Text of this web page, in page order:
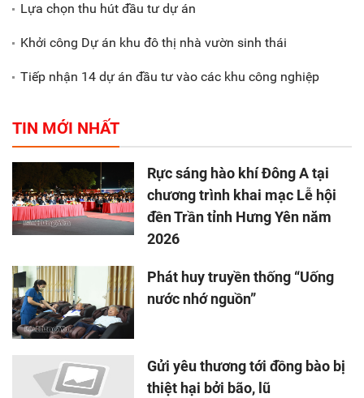
Lựa chọn thu hút đầu tư dự án
Khởi công Dự án khu đô thị nhà vườn sinh thái
Tiếp nhận 14 dự án đầu tư vào các khu công nghiệp
TIN MỚI NHẤT
Rực sáng hào khí Đông A tại
chương trình khai mạc Lễ hội
đền Trần tỉnh Hưng Yên năm
2026
Phát huy truyền thống “Uống
nước nhớ nguồn”
Gửi yêu thương tới đồng bào bị
thiệt hại bởi bão, lũ